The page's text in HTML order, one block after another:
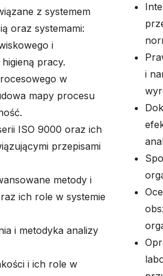
z systemem
oraz systemami:
i
pracy.
w
mapy procesu
ISO 9000 oraz ich
przepisami
metody i
ich role w systemie
i metodyka analizy
i ich role w
i